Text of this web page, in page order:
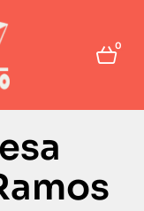
0